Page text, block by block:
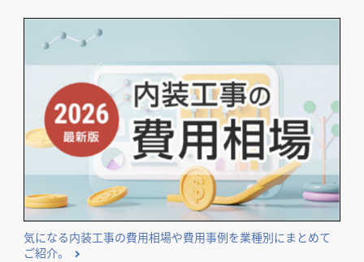
気になる内装工事の費用相場や費用事例を業種別にまとめて
ご紹介。